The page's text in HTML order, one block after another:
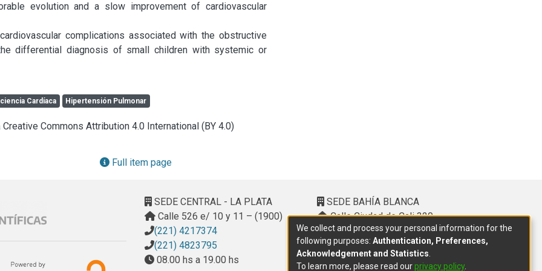
evolution and a slow improvement of cardiovascular
complications associated with the obstructive
differential diagnosis of small children with systemic or
Cardíaca Hipertensión Pulmonar
Commons Attribution 4.0 International (BY 4.0)
Full item page
SEDE CENTRAL - LA PLATA
Calle 526 e/ 10 y 11 – (1900)
(221) 4217374
(221) 4823795
08.00 hs a 19.00 hs
SEDE BAHÍA BLANCA
Calle Ciudad de Cali 320 –
(8000). Universidad Provincial del
Sudoeste (UPSO)
(291) 459 2550, interno 147
We collect and process your personal information for the
following purposes: Authentication, Preferences,
Acknowledgement and Statistics
To learn more, please read ourprivacy policy.